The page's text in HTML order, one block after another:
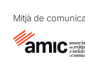
Mitjà de